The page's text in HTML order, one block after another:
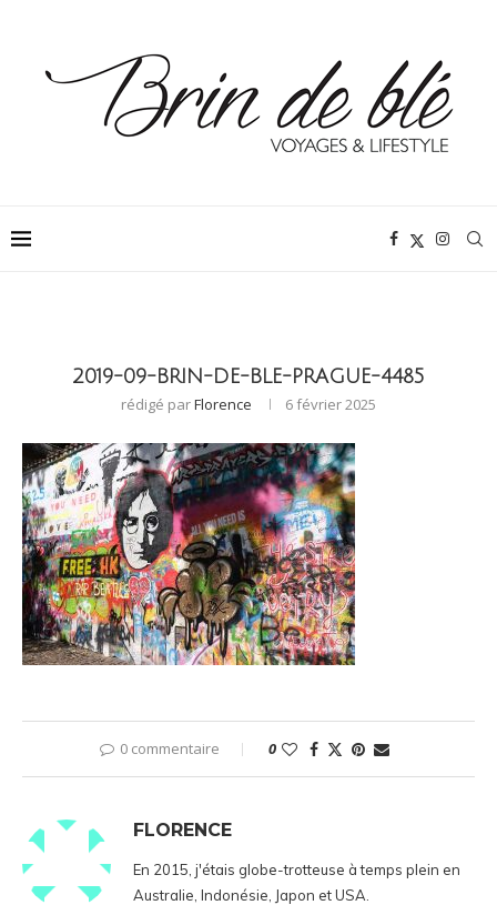
2019-09-BRIN-DE-BLE-PRAGUE-4485
rédigé parFlorence 6 février 2025
0 commentaire 0
FLORENCE
En 2015, j'étais globe-trotteuse à temps plein en
Australie, Indonésie, Japon et USA.